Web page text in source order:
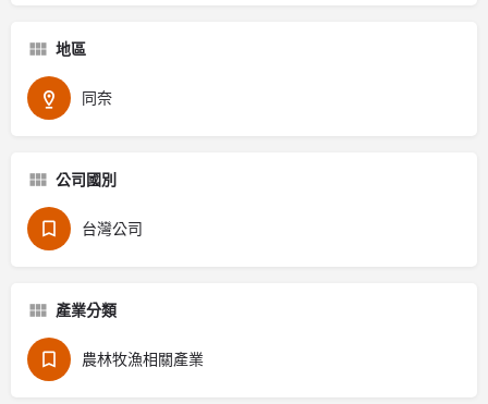
地區
同奈
公司國別
台灣公司
產業分類
農林牧漁相關產業